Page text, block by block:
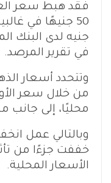
فقد هبط سعر
جنيه لدى البنك
في تقرير المرصد.
وتتحدد أسعار
من خلال سعر
محليًا، إلى
وبالتالي عمل
خففت جزءًا من
الأسعار المحلية.